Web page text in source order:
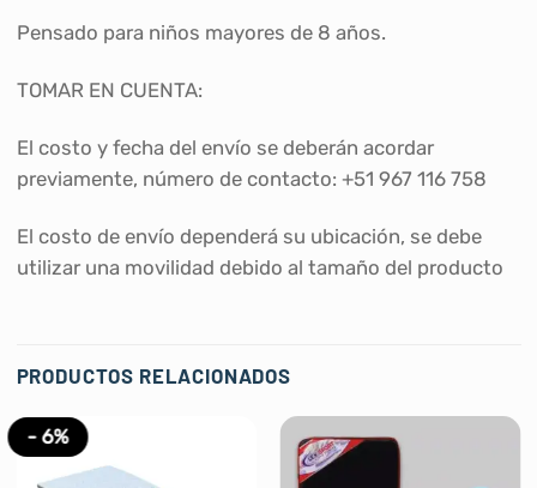
Pensado para niños mayores de 8 años.
TOMAR EN CUENTA:
El costo y fecha del envío se deberán acordar
previamente, número de contacto: +51 967 116 758
El costo de envío dependerá su ubicación, se debe
utilizar una movilidad debido al tamaño del producto
PRODUCTOS RELACIONADOS
- 6%